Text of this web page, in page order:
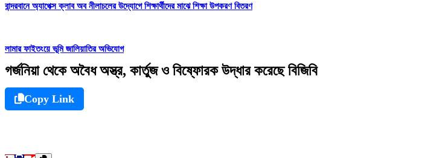
বান্দরবানে অ্যাপেক্স ক্লাব অব নীলাচলের উদ্যোগে শিক্ষার্থীদের মাঝে শিক্ষা উপকরণ বিতরণ
লামার ফাইতংয়ে ভূমি জালিয়াতির অভিযোগ
গর্জনিয়া থেকে অবৈধ অস্ত্র, কার্তুজ ও বিষ্ফোরক উদ্ধার করেছে বিজিবি
Copy Link